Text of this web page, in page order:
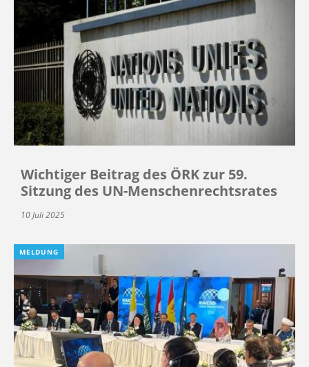
Wichtiger Beitrag des ÖRK zur 59.
Sitzung des UN-Menschenrechtsrates
10 Juli 2025
MELDUNG